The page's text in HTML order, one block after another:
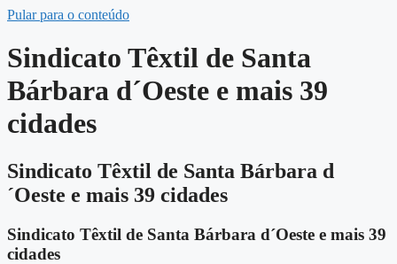
Pular para o conteúdo
Sindicato Têxtil de Santa
Bárbara d´Oeste e mais 39
cidades
Sindicato Têxtil de Santa Bárbara d
´Oeste e mais 39 cidades
Sindicato Têxtil de Santa Bárbara d´Oeste e mais 39
cidades